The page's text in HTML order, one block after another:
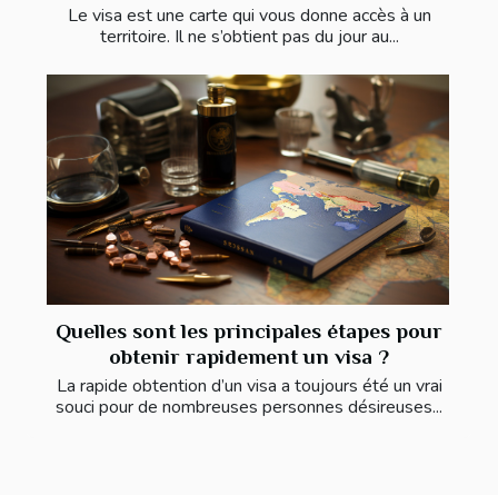
Le visa est une carte qui vous donne accès à un
territoire. Il ne s’obtient pas du jour au...
Quelles sont les principales étapes pour
obtenir rapidement un visa ?
La rapide obtention d’un visa a toujours été un vrai
souci pour de nombreuses personnes désireuses...